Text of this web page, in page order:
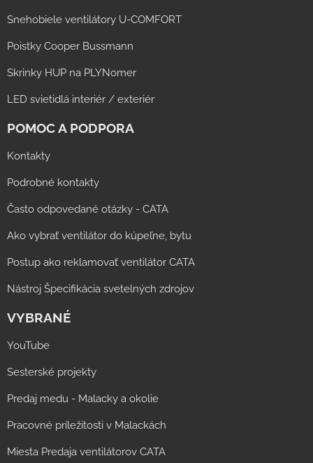
Snehobiele ventilátory U-COMFORT
Poistky Cooper Bussmann
Skrinky HUP na PLYNomer
LED svietidlá interiér / exteriér
POMOC A PODPORA
Kontakty
Podrobné kontakty
Často odpovedané otázky - CATA
Ako vybrať ventilátor do kúpeľne, bytu
Postup ako reklamovať ventilátor CATA
Nástroj Špecifikácia svetelných zdrojov
VYBRANÉ
YouTube
Sesterské projekty
Predaj medu - Malacky a okolie
Pracovné príležitosti v Malackách
Miesta Predaja ventilátorov CATA